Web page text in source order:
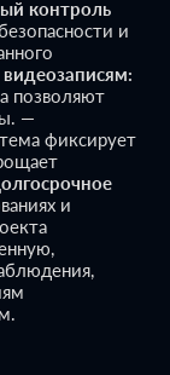
контроль
и
позволяют
—
фиксирует
и